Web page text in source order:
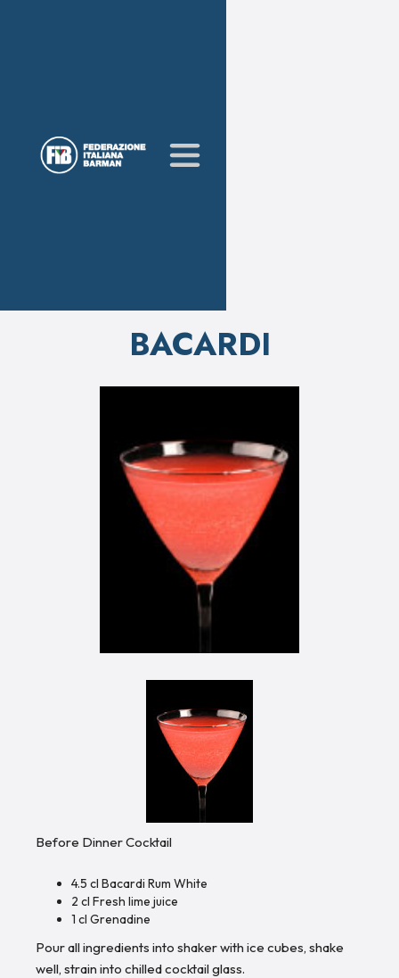
BACARDI
Before Dinner Cocktail
4.5 cl Bacardi Rum White
2 cl Fresh lime juice
1 cl Grenadine
Pour all ingredients into shaker with ice cubes, shake
well, strain into chilled cocktail glass.